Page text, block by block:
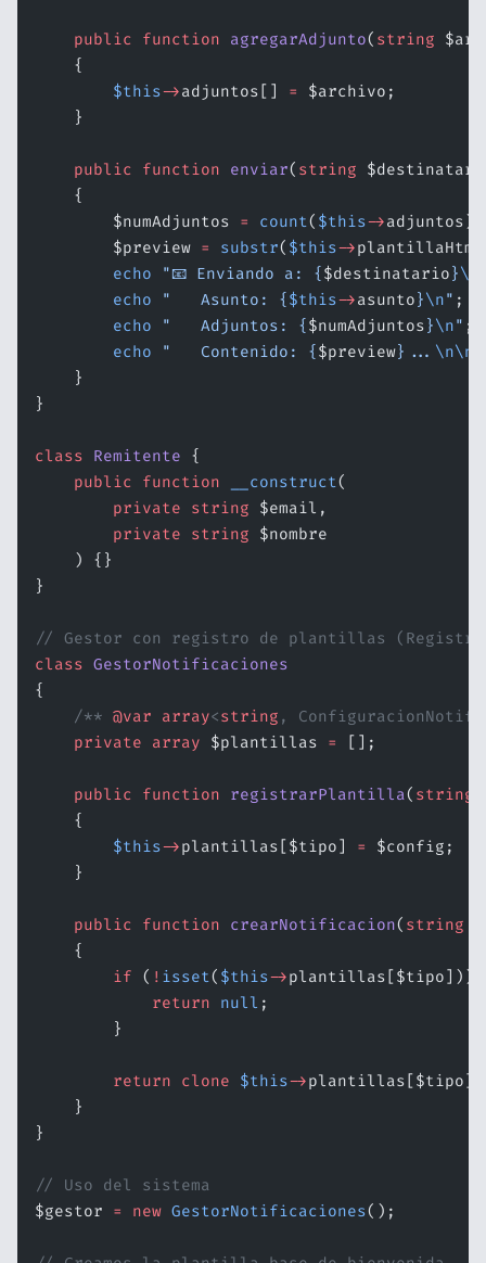
    public
function agregarAdjunto( string
    {
        $this
->adjuntos[] =
$archivo;
    }
    public
function enviar( string
    {
        $numAdjuntos
= count( $this->adjuntos);
        $preview
= substr( $this->
        echo
"📧 Enviando a: {$destinatario}\n
        echo
"   Asunto: {$this->asunto}\n" ;
        echo
"   Adjuntos: {$numAdjuntos}\n" ;
        echo
"   Contenido: {$preview}... \n\n
    }
}
class Remitente {
    public
function __construct(
        private
string $email,
        private
string $nombre
    ) {}
}
// Gestor con registro de plantillas
class GestorNotificaciones
{
    /**
@var array<string ,
    private
array $plantillas = [];
    public
function registrarPlantilla( string
    {
        $this
->plantillas[$tipo] =
$config;
    }
    public
function crearNotificacion( string
    {
        if
( ! isset( $this->plantillas[$tipo]))
            return
null ;
        }
        return
clone $this->plantillas[$tipo];
    }
}
// Uso del sistema
$gestor = new GestorNotificaciones();